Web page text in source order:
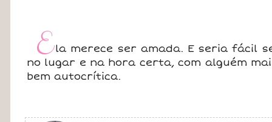
Ela merece ser amada. E seria fácil
no lugar e na hora certa, com alguém
bem autocrítica.